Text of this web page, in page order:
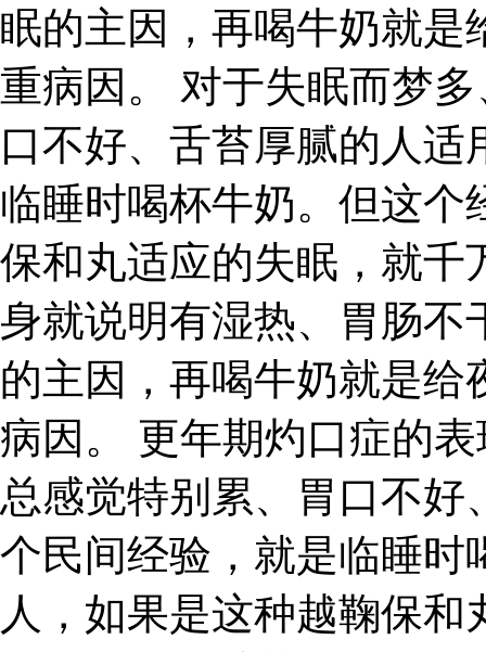
眠的主因，再喝牛奶就是
重病因。 对于失眠而梦
口不好、舌苔厚腻的人
临睡时喝杯牛奶。但这
保和丸适应的失眠，就千
身就说明有湿热、胃肠不
的主因，再喝牛奶就是
病因。 更年期灼口症的
总感觉特别累、胃口不好
个民间经验，就是临睡时
人，如果是这种越鞠保